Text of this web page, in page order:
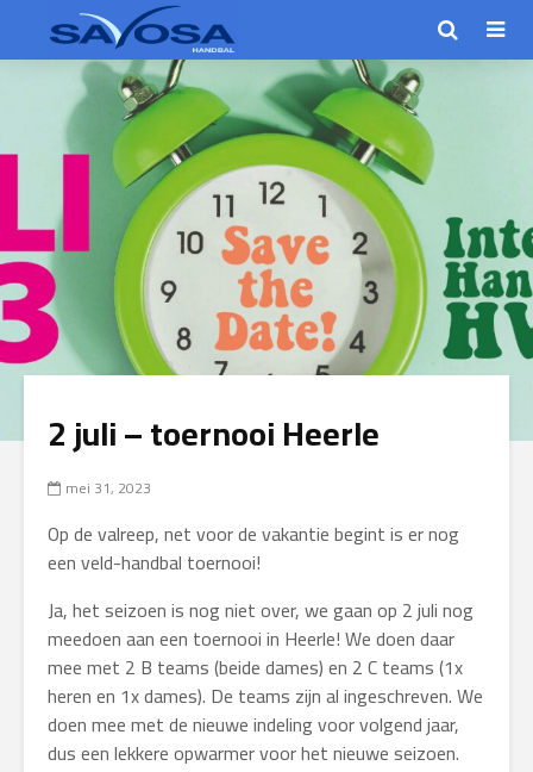
2 juli – toernooi Heerle
mei 31, 2023
Op de valreep, net voor de vakantie begint is er nog
een veld-handbal toernooi!
Ja, het seizoen is nog niet over, we gaan op 2 juli nog
meedoen aan een toernooi in Heerle! We doen daar
mee met 2 B teams (beide dames) en 2 C teams (1x
heren en 1x dames). De teams zijn al ingeschreven. We
doen mee met de nieuwe indeling voor volgend jaar,
dus een lekkere opwarmer voor het nieuwe seizoen.